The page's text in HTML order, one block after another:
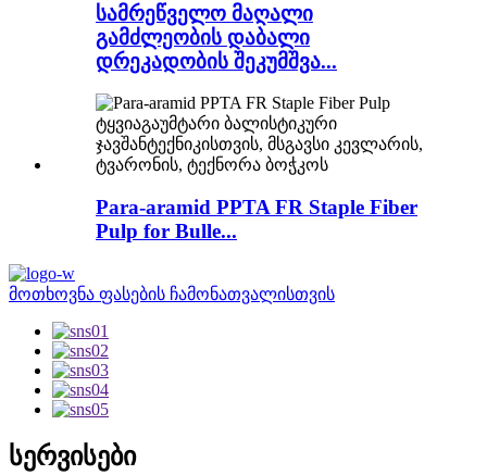
სამრეწველო მაღალი
გამძლეობის დაბალი
დრეკადობის შეკუმშვა...
Para-aramid PPTA FR Staple Fiber
Pulp for Bulle...
მოთხოვნა ფასების ჩამონათვალისთვის
სერვისები